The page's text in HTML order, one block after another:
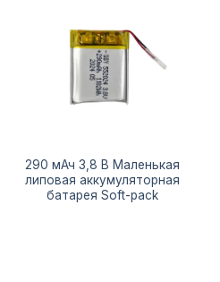
290 мАч 3,8 В Маленькая
липовая аккумуляторная
батарея Soft-pack